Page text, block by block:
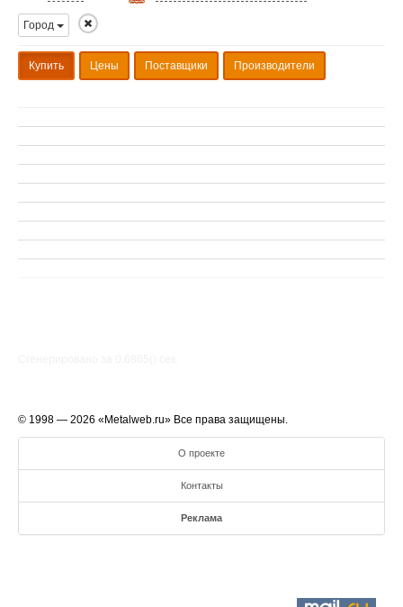
Город
Купить Цены Поставщики Производители
© 1998 — 2026 «Metalweb.ru» Все права защищены.
О проекте
Контакты
Реклама